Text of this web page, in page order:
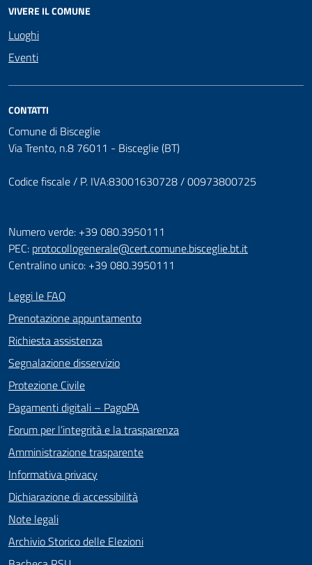
VIVERE IL COMUNE
Luoghi
Eventi
CONTATTI
Comune di Bisceglie
Via Trento, n.8 76011 - Bisceglie (BT)
Codice fiscale / P. IVA:83001630728 / 00973800725
Numero verde: +39 080.3950111
PEC: protocollogenerale@cert.comune.bisceglie.bt.it
Centralino unico: +39 080.3950111
Leggi le FAQ
Prenotazione appuntamento
Richiesta assistenza
Segnalazione disservizio
Protezione Civile
Pagamenti digitali – PagoPA
Forum per l’integrità e la trasparenza
Amministrazione trasparente
Informativa privacy
Dichiarazione di accessibilità
Note legali
Archivio Storico delle Elezioni